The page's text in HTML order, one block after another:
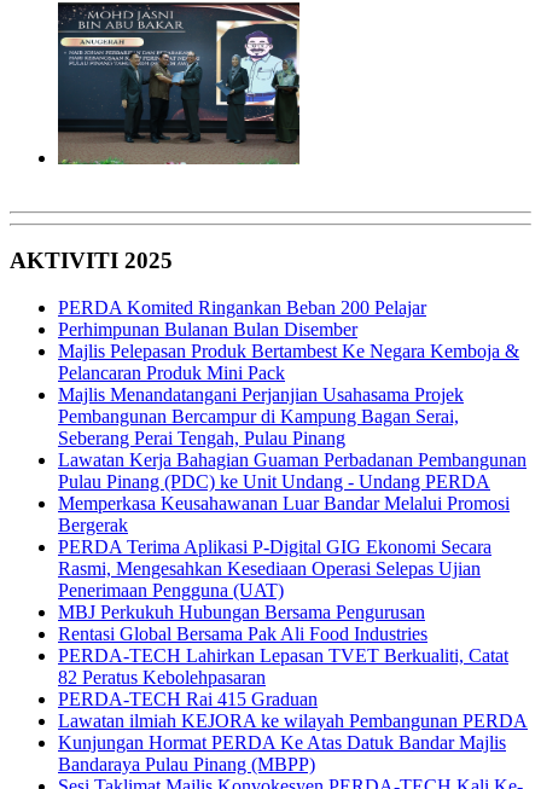
AKTIVITI 2025
PERDA Komited Ringankan Beban 200 Pelajar
Perhimpunan Bulanan Bulan Disember
Majlis Pelepasan Produk Bertambest Ke Negara Kemboja &
Pelancaran Produk Mini Pack
Majlis Menandatangani Perjanjian Usahasama Projek
Pembangunan Bercampur di Kampung Bagan Serai,
Seberang Perai Tengah, Pulau Pinang
Lawatan Kerja Bahagian Guaman Perbadanan Pembangunan
Pulau Pinang (PDC) ke Unit Undang - Undang PERDA
Memperkasa Keusahawanan Luar Bandar Melalui Promosi
Bergerak
PERDA Terima Aplikasi P-Digital GIG Ekonomi Secara
Rasmi, Mengesahkan Kesediaan Operasi Selepas Ujian
Penerimaan Pengguna (UAT)
MBJ Perkukuh Hubungan Bersama Pengurusan
Rentasi Global Bersama Pak Ali Food Industries
PERDA-TECH Lahirkan Lepasan TVET Berkualiti, Catat
82 Peratus Kebolehpasaran
PERDA-TECH Rai 415 Graduan
Lawatan ilmiah KEJORA ke wilayah Pembangunan PERDA
Kunjungan Hormat PERDA Ke Atas Datuk Bandar Majlis
Bandaraya Pulau Pinang (MBPP)